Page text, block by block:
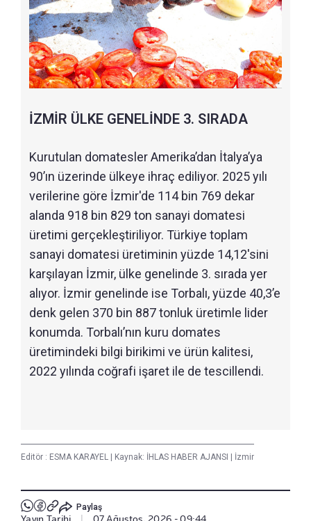
İZMİR ÜLKE GENELİNDE 3. SIRADA
Kurutulan domatesler Amerika’dan İtalya’ya
90’ın üzerinde ülkeye ihraç ediliyor. 2025 yılı
verilerine göre İzmir'de 114 bin 769 dekar
alanda 918 bin 829 ton sanayi domatesi
üretimi gerçekleştiriliyor. Türkiye toplam
sanayi domatesi üretiminin yüzde 14,12'sini
karşılayan İzmir, ülke genelinde 3. sırada yer
alıyor. İzmir genelinde ise Torbalı, yüzde 40,3’e
denk gelen 370 bin 887 tonluk üretimle lider
konumda. Torbalı’nın kuru domates
üretimindeki bilgi birikimi ve ürün kalitesi,
2022 yılında coğrafi işaret ile de tescillendi.
Editör : ESMA KARAYEL Kaynak: İHLAS HABER AJANSI İzmir
Paylaş